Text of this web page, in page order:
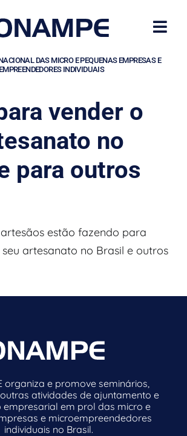
DAS MICRO E PEQUENAS EMPRESAS E
EMPREENDEDORES INDIVIDUAIS
vender o
no
para outros
estão fazendo para
artesanato no Brasil e outros
organiza e promove seminários,
atividades de ajuntamento e
empresarial em prol das micro e
e microempreendedores
individuais no Brasil.